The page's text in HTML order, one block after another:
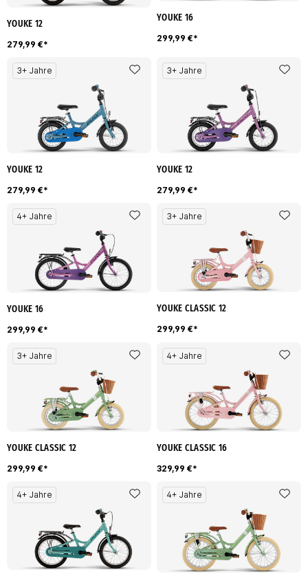
YOUKE 12
279,99 €*
YOUKE 16
299,99 €*
YOUKE 12
279,99 €*
3+ Jahre
YOUKE 12
279,99 €*
3+ Jahre
YOUKE 16
299,99 €*
4+ Jahre
YOUKE CLASSIC 12
299,99 €*
3+ Jahre
YOUKE CLASSIC 12
299,99 €*
3+ Jahre
YOUKE CLASSIC 16
329,99 €*
4+ Jahre
4+ Jahre 4+ Jahre